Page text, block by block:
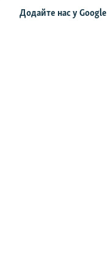
Додайте нас у Google